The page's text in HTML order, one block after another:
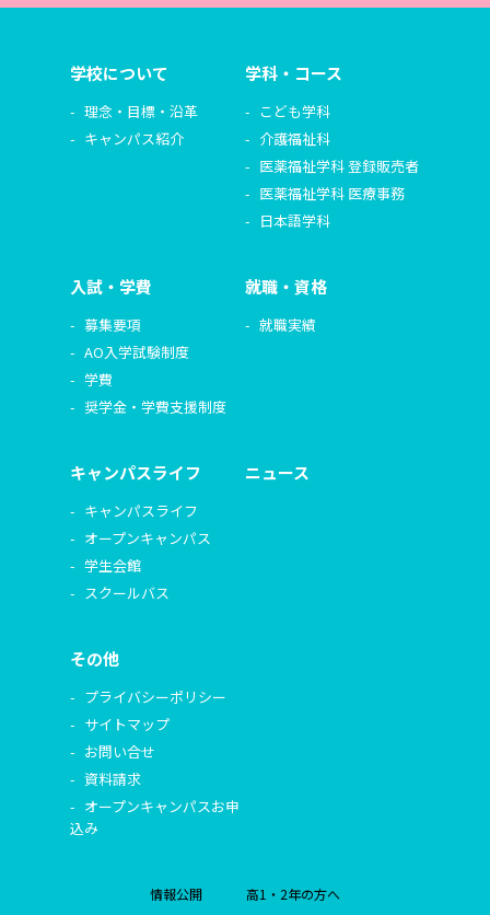
学校について
理念・目標・沿革
キャンパス紹介
学科・コース
こども学科
介護福祉科
医薬福祉学科 登録販売者
医薬福祉学科 医療事務
日本語学科
入試・学費
募集要項
AO入学試験制度
学費
奨学金・学費支援制度
就職・資格
就職実績
キャンパスライフ
キャンパスライフ
オープンキャンパス
学生会館
スクールバス
ニュース
その他
プライバシーポリシー
サイトマップ
お問い合せ
資料請求
オープンキャンパスお申
込み
情報公開
高1・2年の方へ